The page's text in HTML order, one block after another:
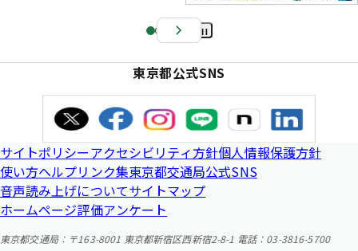
Pa
e
東京都公式SNS
サイトポリシーアクセシビリティ方針個人情報保護方針
使い方ヘルプリンク集東京都交通局公式SNS
音声読み上げについてサイトマップ
ホームページ評価アンケート
東京都交通局：〒163-8001 東京都新宿区西新宿2-8-1 電話：03-3816-5700